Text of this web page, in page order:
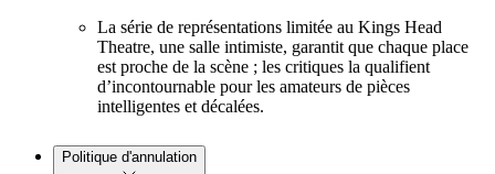
La série de représentations limitée au Kings Head
Theatre, une salle intimiste, garantit que chaque place
est proche de la scène ; les critiques la qualifient
d’incontournable pour les amateurs de pièces
intelligentes et décalées.
Politique d'annulation